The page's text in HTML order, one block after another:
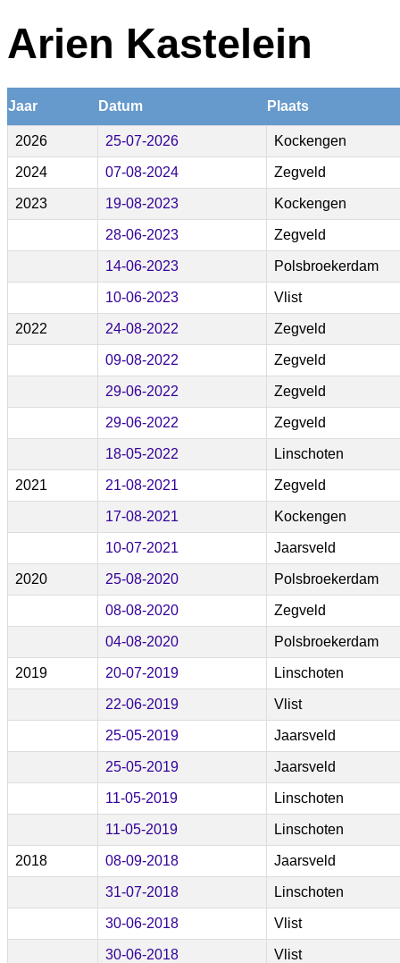
Arien Kastelein
Jaar Datum Plaats
2026 25-07-2026 Kockengen
2024 07-08-2024 Zegveld
2023 19-08-2023 Kockengen
28-06-2023 Zegveld
14-06-2023 Polsbroekerdam
10-06-2023 Vlist
2022 24-08-2022 Zegveld
09-08-2022 Zegveld
29-06-2022 Zegveld
29-06-2022 Zegveld
18-05-2022 Linschoten
2021 21-08-2021 Zegveld
17-08-2021 Kockengen
10-07-2021 Jaarsveld
2020 25-08-2020 Polsbroekerdam
08-08-2020 Zegveld
04-08-2020 Polsbroekerdam
2019 20-07-2019 Linschoten
22-06-2019 Vlist
25-05-2019 Jaarsveld
25-05-2019 Jaarsveld
11-05-2019 Linschoten
11-05-2019 Linschoten
2018 08-09-2018 Jaarsveld
31-07-2018 Linschoten
30-06-2018 Vlist
30-06-2018 Vlist